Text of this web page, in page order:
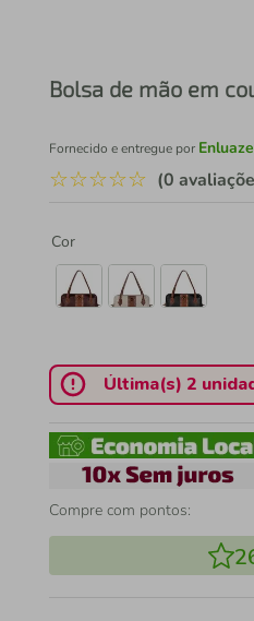
Bolsa de mão em
Fornecido e entregue por Enluaze
☆☆☆☆☆ (0
Cor
Última(s) 2
Compre com pontos: